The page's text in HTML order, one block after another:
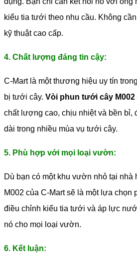
kiểu tia tưới theo nhu cầu. Không
kỹ thuật cao cấp.
4. Chất lượng đáng tin cậy:
C-Mart là một thương hiệu uy tín
bị tưới cây. Vòi phun tưới cây M002
chất lượng cao, chịu nhiệt và bền bỉ,
dài trong nhiều mùa vụ tưới cây.
5. Phù hợp với mọi loại vườn:
Dù bạn có một khu vườn nhỏ tại nhà
M002 của C-Mart sẽ là một lựa chọn
điều chỉnh kiểu tia tưới và áp lực
nó cho mọi loại vườn.
6. Kết luận: